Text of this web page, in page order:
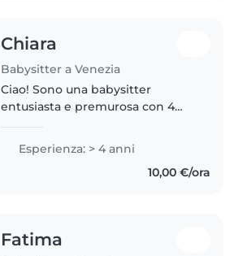
Chiara
Babysitter a Venezia
Ciao! Sono una babysitter
entusiasta e premurosa con 4
da 1 anno e mezzo ai 10 anni. Mi
piace disegnare, leggere e
giocare con i bambini. Ho un
Esperienza: > 4 anni
10,00 €/ora
Fatima